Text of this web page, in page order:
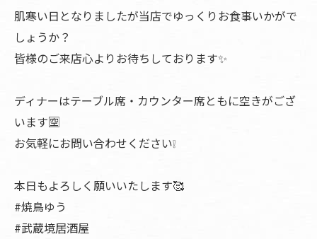
肌寒い日となりましたが当店でゆっくりお食事いかがで
しょうか？
皆様のご来店心よりお待ちしております✨
ディナーはテーブル席・カウンター席ともに空きがござ
います🈳
お気軽にお問い合わせください❕
本日もよろしく願いいたします🥰
#焼鳥ゆう
#武蔵境居酒屋